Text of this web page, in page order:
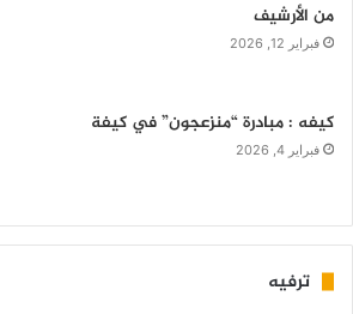
من الأرشيف
فبراير 12, 2026
كيفه : مبادرة “منزعجون” في كيفة
فبراير 4, 2026
ترفيه